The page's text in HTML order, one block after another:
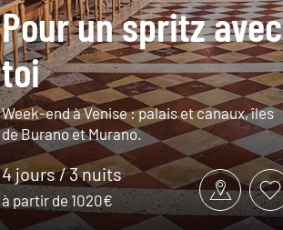
Pour un spritz avec
toi
Week-end à Venise : palais et canaux, îles
de Burano et Murano.
4 jours / 3 nuits
à partir de 1020€